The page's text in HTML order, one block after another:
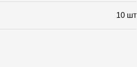
10 шт